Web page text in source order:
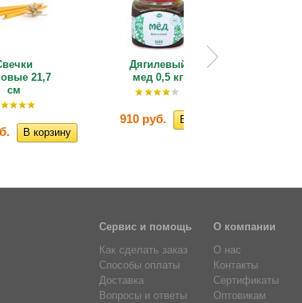
21,7
см
Дягилевый
мед 0,5 кг
910 руб.
Сервис и помощь
Как сделать заказ
Способы оплаты
Доставка
Вопросы и ответы
О компании
О нас
Контакты
Сертификаты
Оптовикам